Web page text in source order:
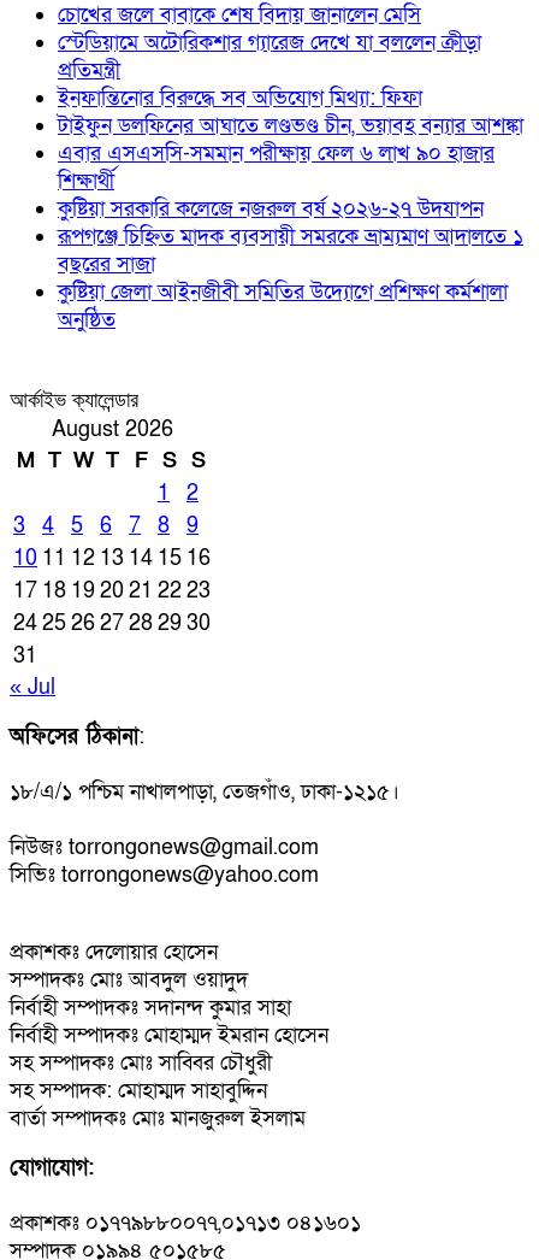
চোখের জলে বাবাকে শেষ বিদায় জানালেন মেসি
স্টেডিয়ামে অটোরিকশার গ্যারেজ দেখে যা বললেন ক্রীড়া
প্রতিমন্ত্রী
ইনফান্তিনোর বিরুদ্ধে সব অভিযোগ মিথ্যা: ফিফা
টাইফুন ডলফিনের আঘাতে লণ্ডভণ্ড চীন, ভয়াবহ বন্যার আশঙ্কা
এবার এসএসসি-সমমান পরীক্ষায় ফেল ৬ লাখ ৯০ হাজার
শিক্ষার্থী
কুষ্টিয়া সরকারি কলেজে নজরুল বর্ষ ২০২৬-২৭ উদযাপন
রূপগঞ্জে চিহ্নিত মাদক ব্যবসায়ী সমরকে ভ্রাম্যমাণ আদালতে ১
বছরের সাজা
কুষ্টিয়া জেলা আইনজীবী সমিতির উদ্যোগে প্রশিক্ষণ কর্মশালা
অনুষ্ঠিত
আর্কাইভ ক্যালেন্ডার
August 2026
M T W T F S S
1
2
3
4 5 6 7 8
9
10 11 12 13 14 15 16
17 18 192021 2223
24252627282930
31
« Jul
অফিসের ঠিকানা:
১৮/এ/১ পশ্চিম নাখালপাড়া, তেজগাঁও, ঢাকা-১২১৫।
নিউজঃ torrongonews@gmail.com
সিভিঃ torrongonews@yahoo.com
প্রকাশকঃ দেলোয়ার হোসেন
সম্পাদকঃ মোঃ আবদুল ওয়াদুদ
নির্বাহী সম্পাদকঃ সদানন্দ কুমার সাহা
নির্বাহী সম্পাদকঃ মোহাম্মদ ইমরান হোসেন
সহ সম্পাদকঃ মোঃ সাব্বির চৌধুরী
সহ সম্পাদক: মোহাম্মদ সাহাবুদ্দিন
বার্তা সম্পাদকঃ মোঃ মানজুরুল ইসলাম
যোগাযোগ:
প্রকাশকঃ ০১৭৭৯৮৮০০৭৭,০১৭১৩ ০৪১৬০১
সম্পাদক ০১৯৯৪ ৫০১৫৮৫